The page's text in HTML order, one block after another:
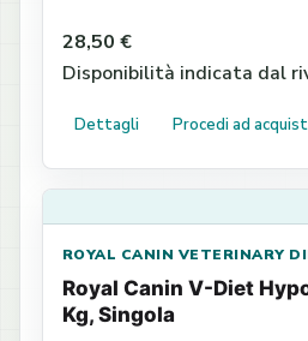
28,50 €
Disponibilità indicata dal
Dettagli Procedi ad
ROYAL CANIN VETERINARY
Royal Canin V-Diet
Kg, Singola